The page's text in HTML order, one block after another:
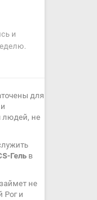
и
для
людей, не
Гель в
не
Рог и